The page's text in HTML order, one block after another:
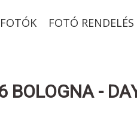
FOTÓ RENDELÉS
BOLOGNA -